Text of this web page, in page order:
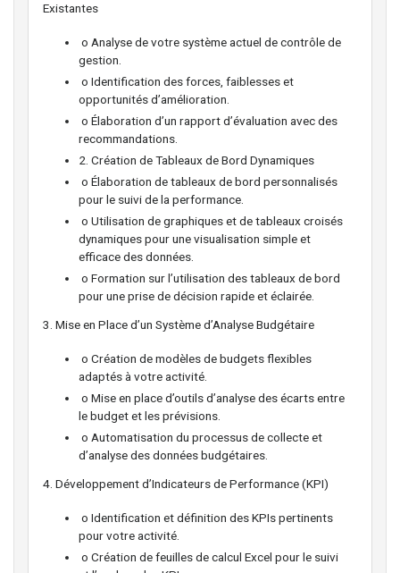
Existantes
o Analyse de votre système actuel de contrôle de
gestion.
o Identification des forces, faiblesses et
opportunités d’amélioration.
o Élaboration d’un rapport d’évaluation avec des
recommandations.
2. Création de Tableaux de Bord Dynamiques
o Élaboration de tableaux de bord personnalisés
pour le suivi de la performance.
o Utilisation de graphiques et de tableaux croisés
dynamiques pour une visualisation simple et
efficace des données.
o Formation sur l’utilisation des tableaux de bord
pour une prise de décision rapide et éclairée.
3. Mise en Place d’un Système d’Analyse Budgétaire
o Création de modèles de budgets flexibles
adaptés à votre activité.
o Mise en place d’outils d’analyse des écarts entre
le budget et les prévisions.
o Automatisation du processus de collecte et
d’analyse des données budgétaires.
4. Développement d’Indicateurs de Performance (KPI)
o Identification et définition des KPIs pertinents
pour votre activité.
o Création de feuilles de calcul Excel pour le suivi